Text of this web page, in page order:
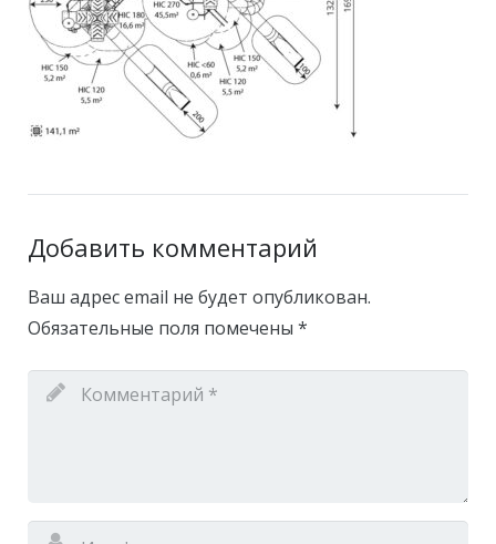
Добавить комментарий
Ваш адрес email не будет опубликован.
Обязательные поля помечены *